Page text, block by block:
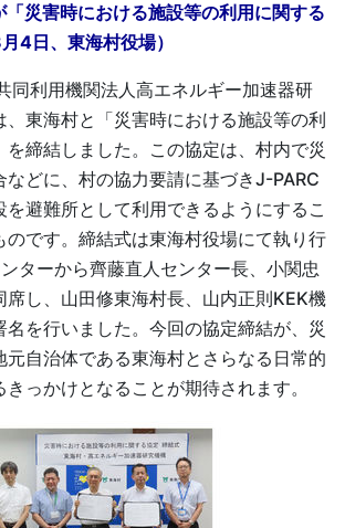
災害時における施設等の利用に関する
4日、東海村役場）
利用機関法人高エネルギー加速器研
、東海村と「災害時における施設等の利
を締結しました。この協定は、村内で災
などに、村の協力要請に基づきJ-PARC
避難所として利用できるようにするこ
のです。締結式は東海村役場にて執り行
ターから齊藤直人センター長、小関忠
席し、山田修東海村長、山内正則KEK機
を行いました。今回の協定締結が、災
元自治体である東海村とさらなる日常的
っかけとなることが期待されます。